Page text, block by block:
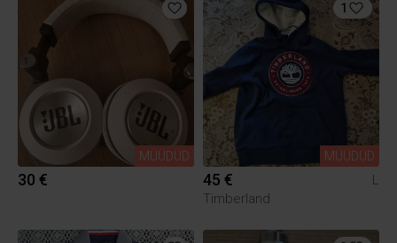
MÜÜDUD
30 €
MÜÜDUD
1
45 €
L
Timberland